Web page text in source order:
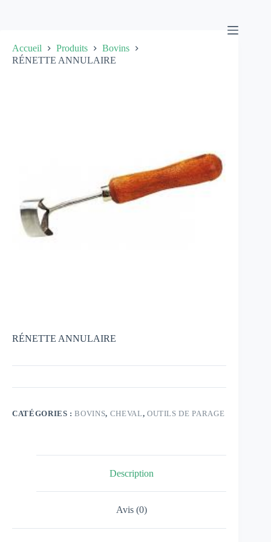
Accueil Produits
Bovins
RÉNETTE ANNULAIRE
RÉNETTE ANNULAIRE
CATÉGORIES :BOVINS, CHEVAL, OUTILS DE PARAGE
Description
Avis (0)